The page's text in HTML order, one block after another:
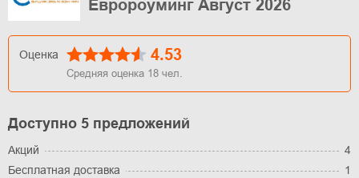
Евророуминг Август 2026
Оценка 4.53
Средняя оценка 18 чел.
Доступно 5 предложений
Акций
4
Бесплатная доставка
1